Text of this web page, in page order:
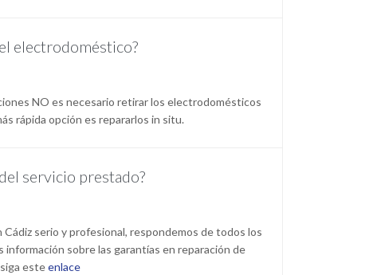
electrodoméstico?
NO es necesario retirar los electrodomésticos
rápida opción es repararlos in situ.
servicio prestado?
serio y profesional, respondemos de todos los
información sobre las garantías en reparación de
esteenlace